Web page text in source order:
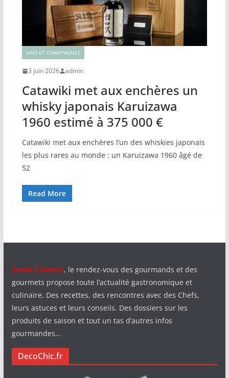
VINS ET CHAMPAGNES
3 juin 2026 admin
Catawiki met aux enchères un
whisky japonais Karuizawa
1960 estimé à 375 000 €
Catawiki met aux enchères l’un des whiskies japonais
les plus rares au monde : un Karuizawa 1960 âgé de
52
Read More
Savoir Cuisiner, le rendez-vous des gourmands et des
gourmets propose toute l’actualité gastronomique et
culinaire. Des recettes, des rencontres avec des Chefs,
leurs astuces et leurs conseils. Des dossiers sur les
produits de saison et tout un tas d’autres infos
gourmandes…
DecoChic.fr